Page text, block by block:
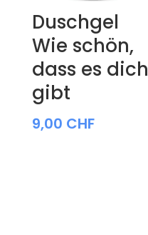
Duschgel
Wie schön,
dass es dich
gibt
9,00 CHF